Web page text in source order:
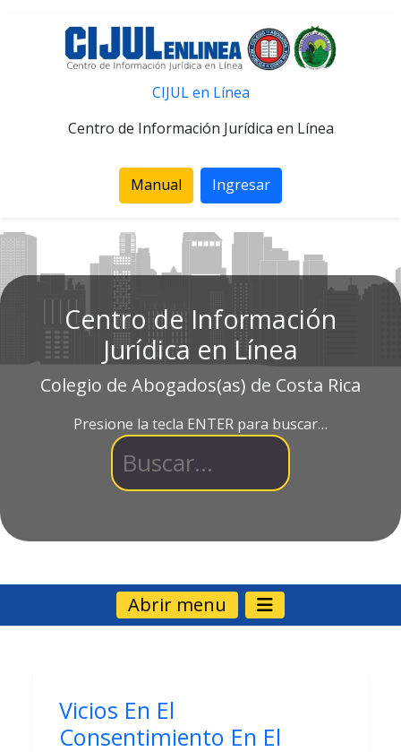
CIJUL en Línea
Centro de Información Jurídica en Línea
Manual Ingresar
Centro de Información
Jurídica en Línea
Colegio de Abogados(as) de Costa Rica
Presione la tecla ENTER para buscar…
Abrir menu
Vicios En El
Consentimiento En El